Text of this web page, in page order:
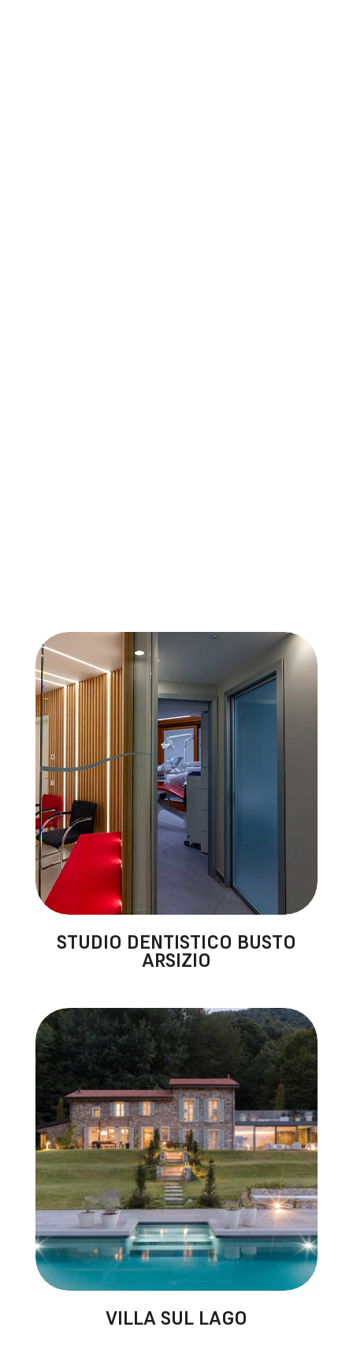
STUDIO DENTISTICO BUSTO
ARSIZIO
VILLA SUL LAGO